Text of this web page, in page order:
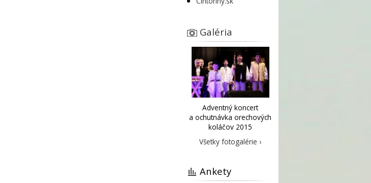
Galéria
Adventný koncert
a ochutnávka orechových
koláčov 2015
Všetky fotogalérie ›
Ankety